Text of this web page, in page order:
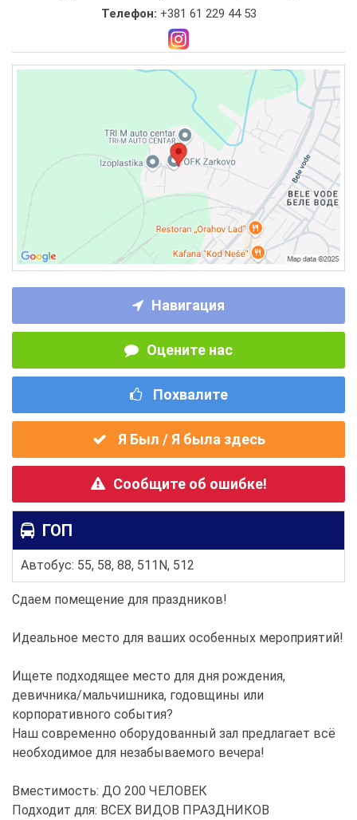
Телефон: +381 61 229 44 53
Навигация
Оцените нас
Похвалите
Я Был / Я была здесь
Сообщите об ошибке!
ГОП
Автобус: 55, 58, 88, 511N, 512
Сдаем помещение для праздников!
Идеальное место для ваших особенных мероприятий!
Ищете подходящее место для дня рождения,
девичника/мальчишника, годовщины или
корпоративного события?
Наш современно оборудованный зал предлагает всё
необходимое для незабываемого вечера!
Вместимость: ДО 200 ЧЕЛОВЕК
Подходит для: ВСЕХ ВИДОВ ПРАЗДНИКОВ